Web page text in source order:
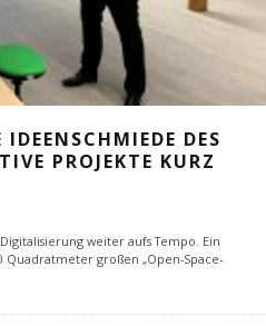
DES
PROJEKTE KURZ
weiter aufs Tempo. Ein
Quadratmeter großen „Open-Space-